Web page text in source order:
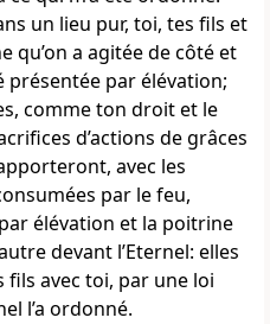
un lieu pur, toi, tes fils et
qu’on a agitée de côté et
présentée par élévation;
comme ton droit et le
d’actions de grâces
avec les
par le feu,
élévation et la poitrine
devant l’Eternel: elles
avec toi, par une loi
l’a ordonné.